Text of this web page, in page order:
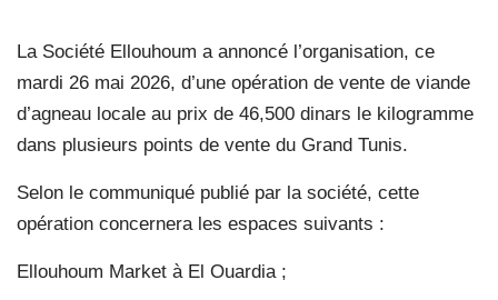
La Société Ellouhoum a annoncé l’organisation, ce
mardi 26 mai 2026, d’une opération de vente de viande
d’agneau locale au prix de 46,500 dinars le kilogramme
dans plusieurs points de vente du Grand Tunis.
Selon le communiqué publié par la société, cette
opération concernera les espaces suivants :
Ellouhoum Market à El Ouardia ;